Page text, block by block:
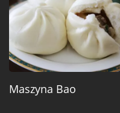
Maszyna Bao